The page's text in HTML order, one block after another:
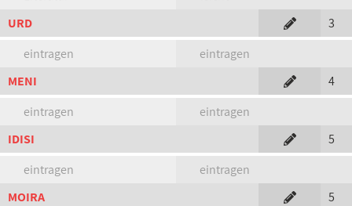
URD
3
eintragen
eintragen
MENI
4
eintragen
eintragen
IDISI
5
eintragen
eintragen
MOIRA
5